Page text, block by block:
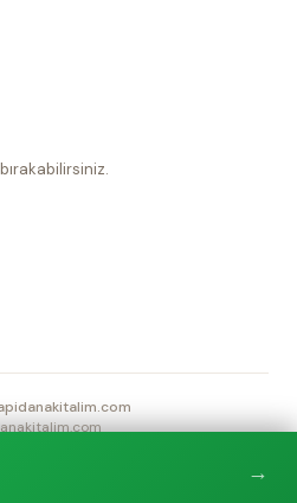
→
ve görseller ilgili hak sahiplerine